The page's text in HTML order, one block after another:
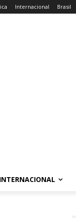
Internacional Brasil
INTERNACIONAL